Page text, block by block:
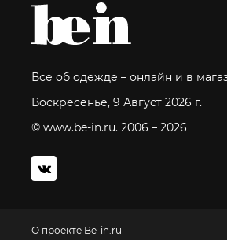
Все об одежде – онлайн и в
Воскресенье, 9 Август 2026 г.
© www.be-in.ru. 2006 – 2026
О проекте Be-in.ru